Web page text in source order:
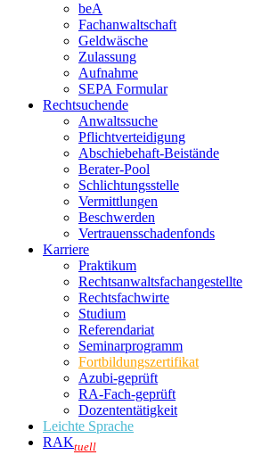
beA
Fachanwaltschaft
Geldwäsche
Zulassung
Aufnahme
SEPA Formular
Rechtsuchende
Anwaltssuche
Pflichtverteidigung
Abschiebehaft-Beistände
Berater-Pool
Schlichtungsstelle
Vermittlungen
Beschwerden
Vertrauensschadenfonds
Karriere
Praktikum
Rechtsanwalts­fachangestellte
Rechtsfachwirte
Studium
Referendariat
Seminarprogramm
Fortbildungszertifikat
Azubi-geprüft
RA-Fach-geprüft
Dozententätigkeit
Leichte Sprache
RAKtuell